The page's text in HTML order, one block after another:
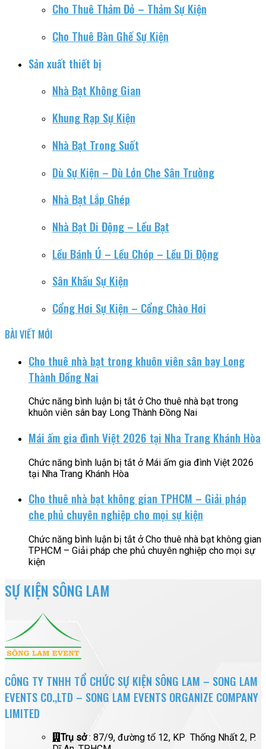
Cho Thuê Thảm Đỏ – Thảm Sự Kiện
Cho Thuê Bàn Ghế Sự Kiện
Sản xuất thiết bị
Nhà Bạt Không Gian
Khung Rạp Sự Kiện
Nhà Bạt Trong Suốt
Dù Sự Kiện – Dù Lớn Che Sân Trường
Nhà Bạt Lắp Ghép
Nhà Bạt Di Động – Lều Bạt
Lều Bánh Ú – Lều Chóp – Lều Di Động
Sân Khấu Sự Kiện
Cổng Hơi Sự Kiện – Cổng Chào Hơi
BÀI VIẾT MỚI
Cho thuê nhà bạt trong khuôn viên sân bay Long
Thành Đồng Nai
Chức năng bình luận bị tắt ở Cho thuê nhà bạt trong
khuôn viên sân bay Long Thành Đồng Nai
Mái ấm gia đình Việt 2026 tại Nha Trang Khánh Hòa
Chức năng bình luận bị tắt ở Mái ấm gia đình Việt 2026
tại Nha Trang Khánh Hòa
Cho thuê nhà bạt không gian TPHCM – Giải pháp
che phủ chuyên nghiệp cho mọi sự kiện
Chức năng bình luận bị tắt ở Cho thuê nhà bạt không gian
TPHCM – Giải pháp che phủ chuyên nghiệp cho mọi sự
kiện
SỰ KIỆN SÔNG LAM
CÔNG TY TNHH TỔ CHỨC SỰ KIỆN SÔNG LAM – SONG LAM
EVENTS CO.,LTD – SONG LAM EVENTS ORGANIZE COMPANY
LIMITED
Trụ sở: 87/9, đường tổ 12, KP Thống Nhất 2, P.